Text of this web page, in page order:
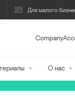
Для малого
О нас